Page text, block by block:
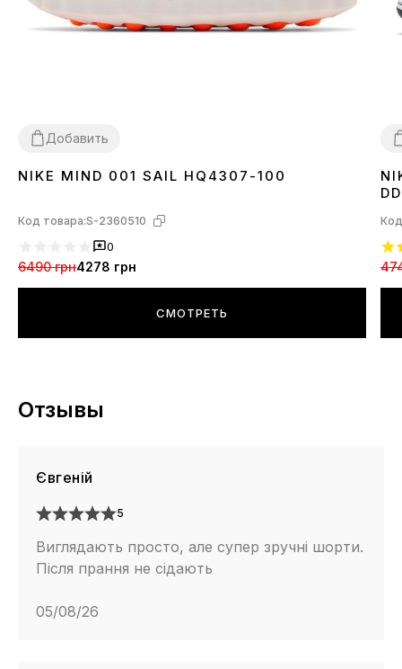
Добавить
3738 39 40 41 42 43 44
NIKE MIND 001 SAIL HQ4307-100
Код товара:S-2360510
0
6490 грн4278 грн
СМОТРЕТЬ
Отзывы
Євгеній
5
Виглядають просто, але супер зручні шорти.
Після прання не сідають
05/08/26